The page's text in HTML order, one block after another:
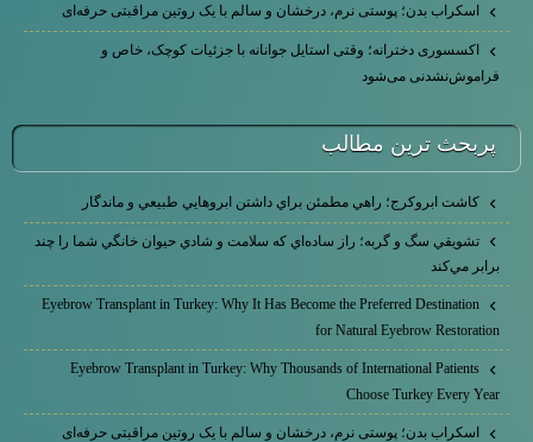
اسکراب بدن؛ پوستی نرم، درخشان و سالم با یک روتین مراقبتی حرفه‌ای
اکسسوری دخترانه؛ وقتی استایل جوانانه با جزئیات کوچک، خاص و
فراموش‌نشدنی می‌شود
پربحث ترين مطالب
كاشت ابرو‌كرج؛ راهي مطمئن براي داشتن ابروهايي طبيعي و ماندگار
تشويقي سگ و گربه؛ راز ساده‌اي كه سلامت و شادي حيوان خانگي شما را چند
برابر مي‌كند
Eyebrow Transplant in Turkey: Why It Has Become the Preferred Destination
for Natural Eyebrow Restoration
Eyebrow Transplant in Turkey: Why Thousands of International Patients
Choose Turkey Every Year
اسکراب بدن؛ پوستی نرم، درخشان و سالم با یک روتین مراقبتی حرفه‌ای